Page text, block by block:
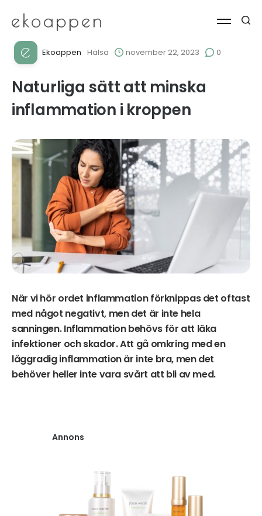
Ekoappen Hälsa november 22, 2023 0
Naturliga sätt att minska
inflammation i kroppen
När vi hör ordet inflammation förknippas det oftast
med något negativt, men det är inte hela
sanningen. Inflammation behövs för att läka
infektioner och skador. Att gå omkring med en
låggradig inflammation är inte bra, men det
behöver heller inte vara svårt att bli av med.
Annons